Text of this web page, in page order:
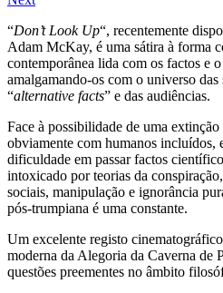
“Don’t Look Up“, recentemente
Adam McKay, é uma sátira à forma
contemporânea lida com os factos e
amalgamando-os com o universo
“alternative facts” e das audiências.
Face à possibilidade de uma extinção
obviamente com humanos incluídos,
dificuldade em passar factos
intoxicado por teorias da
sociais, manipulação e ignorância
pós-trumpiana é uma constante.
Um excelente registo
moderna da Alegoria da Caverna de
questões preementes no âmbito